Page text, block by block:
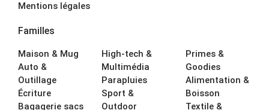
Mentions légales
Familles
Maison & Mug
Auto &
Outillage
Écriture
Bagagerie sacs
High-tech &
Multimédia
Parapluies
Sport &
Outdoor
Primes &
Goodies
Alimentation &
Boisson
Textile &